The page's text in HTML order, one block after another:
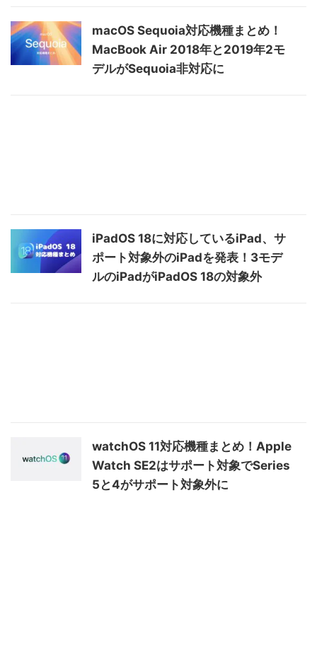
macOS Sequoia対応機種まとめ！
MacBook Air 2018年と2019年2モ
デルがSequoia非対応に
iPadOS 18に対応しているiPad、サ
ポート対象外のiPadを発表！3モデ
ルのiPadがiPadOS 18の対象外
watchOS 11対応機種まとめ！Apple
Watch SE2はサポート対象でSeries
5と4がサポート対象外に